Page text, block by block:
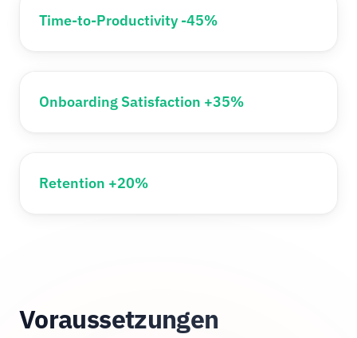
Time-to-Productivity -45%
Onboarding Satisfaction +35%
Retention +20%
Voraussetzungen